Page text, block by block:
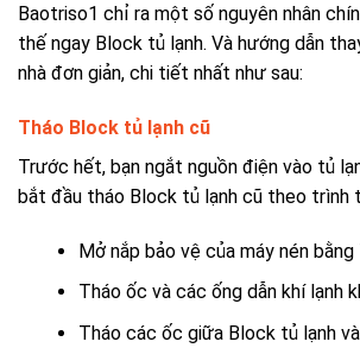
Baotriso1 chỉ ra một số nguyên nhân
thế ngay Block tủ lạnh. Và hướng dẫn
nhà đơn giản, chi tiết nhất như sau:
Tháo Block tủ lạnh cũ
Trước hết, bạn ngắt nguồn điện vào tủ
bắt đầu tháo Block tủ lạnh cũ theo trình
Mở nắp bảo vệ của máy nén bằng
Tháo ốc và các ống dẫn khí lạnh
Tháo các ốc giữa Block tủ lạnh